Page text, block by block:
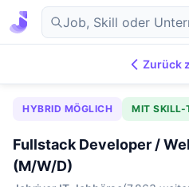
Zurück
HYBRID MÖGLICH MIT SKILL-
Fullstack Developer /
(M/W/D)